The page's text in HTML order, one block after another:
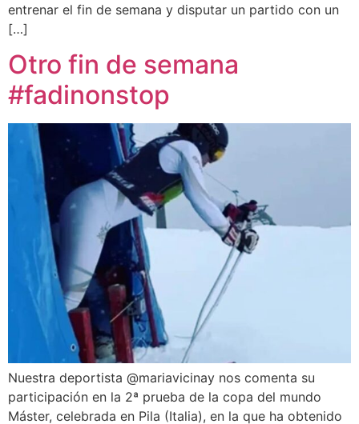
entrenar el fin de semana y disputar un partido con un
[…]
Otro fin de semana
#fadinonstop
Nuestra deportista @mariavicinay nos comenta su
participación en la 2ª prueba de la copa del mundo
Máster, celebrada en Pila (Italia), en la que ha obtenido